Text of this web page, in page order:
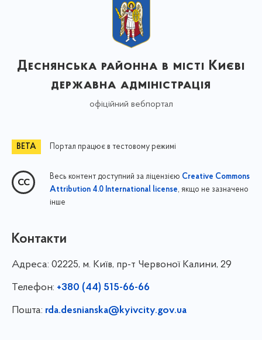
Деснянська районна в місті Києві
державна адміністрація
офіційний вебпортал
Портал працює в тестовому режимі
Весь контент доступний за ліцензією Creative Commons
Attribution 4.0 International license, якщо не зазначено
інше
Контакти
Адреса: 02225, м. Київ, пр-т Червоної Калини, 29
Телефон: +380 (44) 515-66-66
Пошта: rda.desnianska@kyivcity.gov.ua